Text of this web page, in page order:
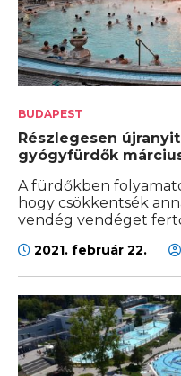
BUDAPEST
Részlegesen
gyógyfürdők
A fürdőkben
hogy csökkentsék
vendég vendéget
2021. február 22.